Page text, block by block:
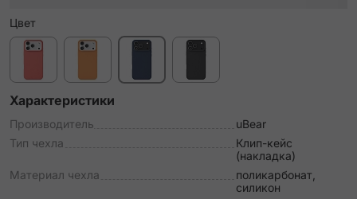
Цвет
Характеристики
Производитель
uBear
Тип чехла
Клип-кейс
(накладка)
Материал чехла
поликарбонат,
силикон